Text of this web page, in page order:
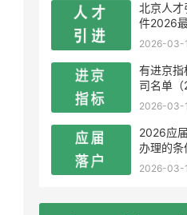
北京人
件2026
2026-03-
有进京指
司名单
学生）
2026-03-
2026应
办理的条
制
2026-03-